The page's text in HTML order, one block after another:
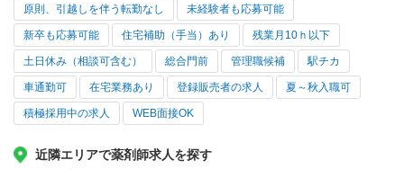
原則、引越しを伴う転勤なし 未経験者も応募可能
新卒も応募可能 住宅補助（手当）あり 残業月10ｈ以下
土日休み（相談可含む） 総合門前 管理職候補 駅チカ
車通勤可 在宅業務あり 登録販売者の求人 夏～秋入職可
積極採用中の求人 WEB面接OK
近隣エリアで薬剤師求人を探す